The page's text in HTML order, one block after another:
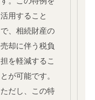
活用すること
で、相続財産の
売却に伴う税負
担を軽減するこ
とが可能です。
ただし、この特